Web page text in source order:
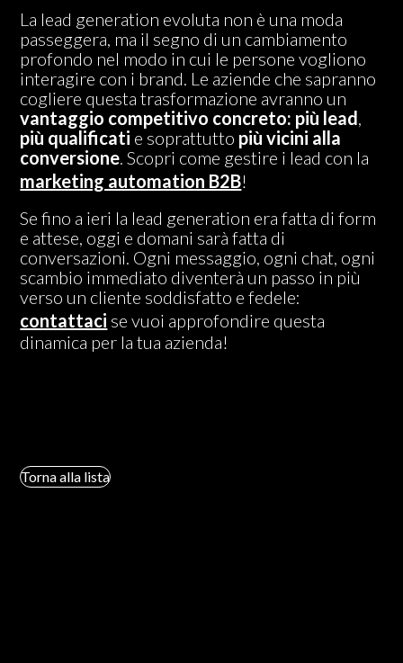
La lead generation evoluta non è una moda
passeggera, ma il segno di un cambiamento
profondo nel modo in cui le persone vogliono
interagire con i brand. Le aziende che sapranno
cogliere questa trasformazione avranno un
vantaggio competitivo concreto: più lead
più qualificati e soprattutto più vicini alla
conversione Scopri come gestire i lead con la
marketing automation B2B!
Se fino a ieri la lead generation era fatta di form
e attese, oggi e domani sarà fatta di
conversazioni. Ogni messaggio, ogni chat, ogni
scambio immediato diventerà un passo in più
verso un cliente soddisfatto e fedele:
contattaci se vuoi approfondire questa
dinamica per la tua azienda!
Torna alla lista